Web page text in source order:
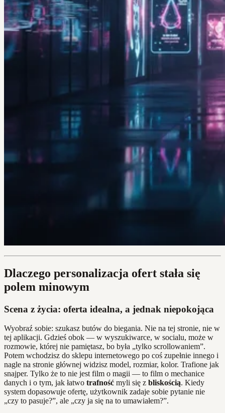
Dlaczego personalizacja ofert stała się
polem minowym
Scena z życia: oferta idealna, a jednak niepokojąca
Wyobraź sobie: szukasz butów do biegania. Nie na tej stronie, nie w
tej aplikacji. Gdzieś obok — w wyszukiwarce, w socialu, może w
rozmowie, której nie pamiętasz, bo była „tylko scrollowaniem”.
Potem wchodzisz do sklepu internetowego po coś zupełnie innego i
nagle na stronie głównej widzisz model, rozmiar, kolor. Trafione jak
snajper. Tylko że to nie jest film o magii — to film o mechanice
danych i o tym, jak łatwo trafność myli się z bliskością. Kiedy
system dopasowuje ofertę, użytkownik zadaje sobie pytanie nie
„czy to pasuje?”, ale „czy ja się na to umawiałem?”.